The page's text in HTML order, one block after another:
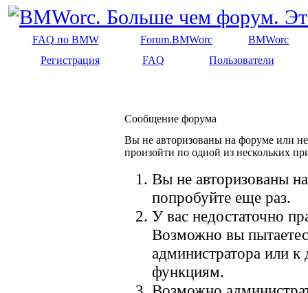
FAQ по BMW Forum.BMWorc
BMWorc
Регистрация
FAQ Пользователи
Сообщение форума
Вы не авторизованы на форуме или
произойти по одной из нескольких
Вы не авторизованы
попробуйте еще раз.
У вас недостаточно
Возможно вы
администратора или
функциям.